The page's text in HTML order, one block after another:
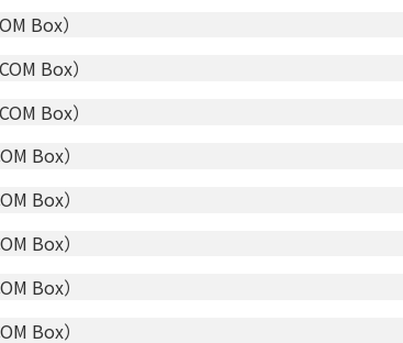
Box）
Box）
Box）
Box）
Box）
Box）
Box）
Box）